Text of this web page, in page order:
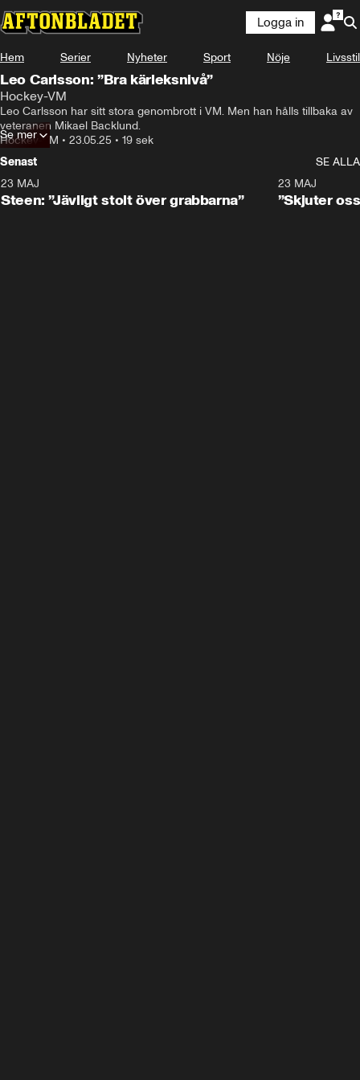
Logga in
Hem Serier Nyheter Sport Nöje Livsstil
Leo Carlsson: ”Bra kärleksnivå”
Hockey-VM
Leo Carlsson har sitt stora genombrott i VM. Men han hålls tillbaka av
veteranen Mikael Backlund.
Hockey-VM • 23.05.25 • 19 sek
Se mer
Senast
SE ALLA
23 MAJ
Steen: ”Jävligt stolt över grabbarna”
23 MAJ
”Skjuter